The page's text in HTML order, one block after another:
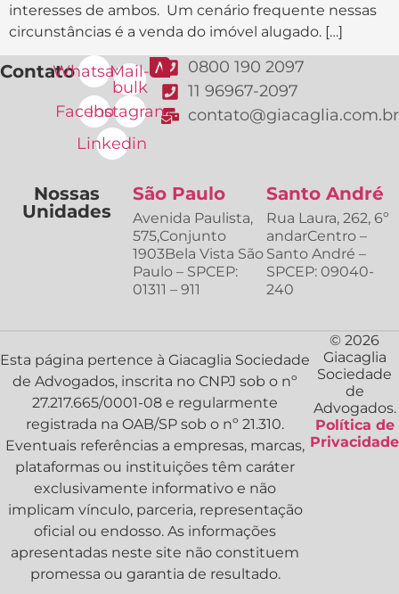
interesses de ambos. Um cenário frequente nessas
circunstâncias é a venda do imóvel alugado. […]
ContatoWhatsapp
Mail-
bulk
Facebook
Instagram
Linkedin
0800 190 2097
11 96967-2097
contato@giacaglia.com.br
Nossas
Unidades
São Paulo
Avenida Paulista,
575,Conjunto
1903Bela Vista São
Paulo – SPCEP:
01311 – 911
Santo André
Rua Laura, 262, 6º
andarCentro –
Santo André –
SPCEP: 09040-
240
Esta página pertence à Giacaglia Sociedade
de Advogados, inscrita no CNPJ sob o nº
27.217.665/0001-08 e regularmente
registrada na OAB/SP sob o nº 21.310.
Eventuais referências a empresas, marcas,
plataformas ou instituições têm caráter
exclusivamente informativo e não
implicam vínculo, parceria, representação
oficial ou endosso. As informações
apresentadas neste site não constituem
promessa ou garantia de resultado.
© 2026
Giacaglia
Sociedade
de
Advogados.
Política de
Privacidade